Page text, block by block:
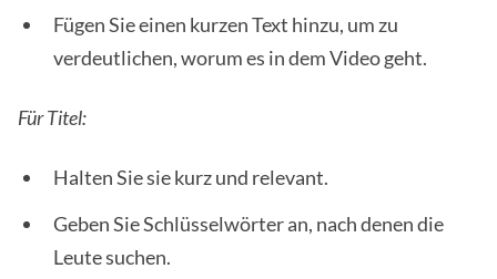
Fügen Sie einen kurzen Text hinzu, um zu
verdeutlichen, worum es in dem Video geht.
Für Titel:
Halten Sie sie kurz und relevant.
Geben Sie Schlüsselwörter an, nach denen die
Leute suchen.